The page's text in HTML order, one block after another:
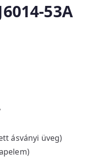
53A
ásványi üveg)